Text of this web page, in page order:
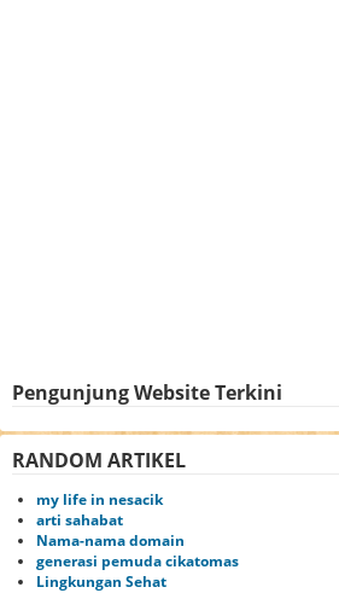
Pengunjung Website Terkini
RANDOM ARTIKEL
my life in nesacik
arti sahabat
Nama-nama domain
generasi pemuda cikatomas
Lingkungan Sehat